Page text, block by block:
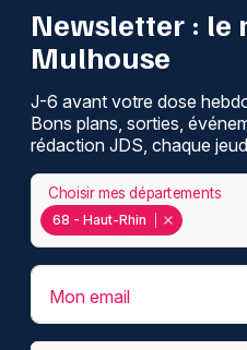
Newsletter : le
Mulhouse
J-6 avant votre dose
Bons plans, sorties,
rédaction JDS, chaque
68 - Haut-Rhin
Choisir mes départements
Mon email